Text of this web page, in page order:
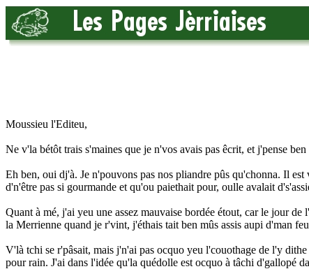
Moussieu l'Editeu,
Ne v'la bétôt trais s'maines que je n'vos avais pas êcrit, et j'pense
Eh ben, oui dj'à. Je n'pouvons pas nos pliandre pûs qu'chonna. Il
d'n'être pas si gourmande et qu'ou paiethait pour, oulle avalait
Quant à mé, j'ai yeu une assez mauvaise bordée étout, car le jour
la Merrienne quand je r'vint, j'éthais tait ben mûs assis aupi d'man
V'là tchi se r'pâsait, mais j'n'ai pas ocquo yeu l'couothage de l'y
pour rain. J'ai dans l'idée qu'la quédolle est ocquo à tâchi d'gallopé